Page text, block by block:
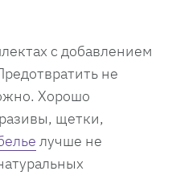
с добавлением
не
Хорошо
щетки,
лучше не